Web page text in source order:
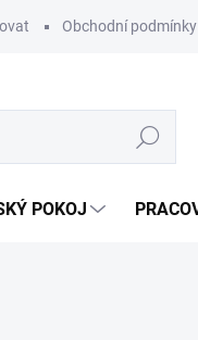
Obchodní podmínky
Hledat
POKOJ